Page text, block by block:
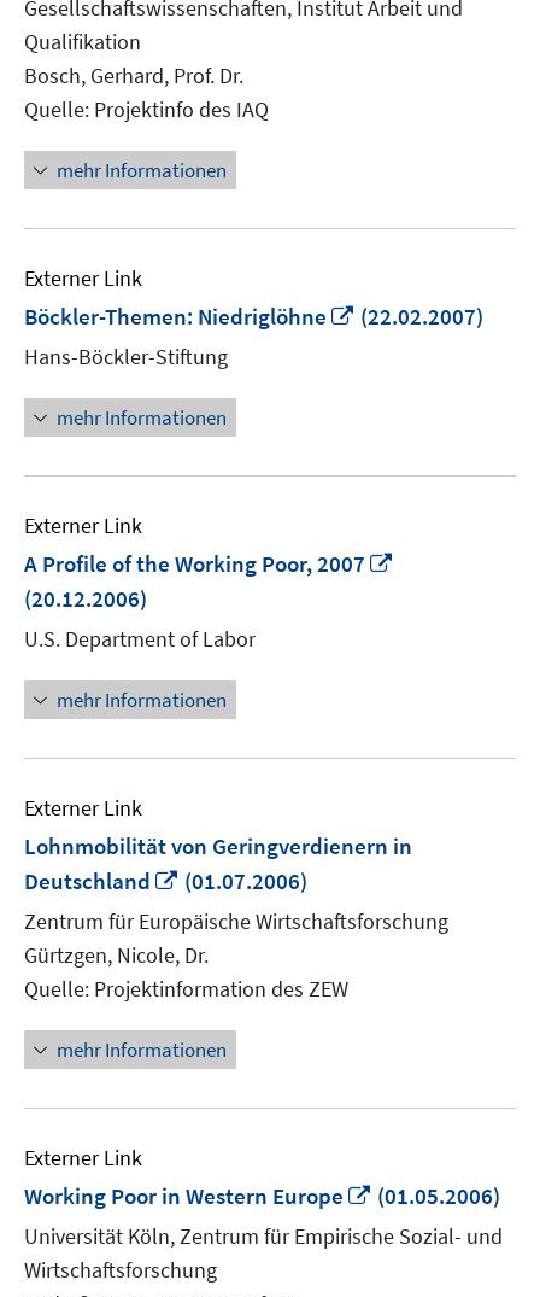
öffnen
Gesellschaftswissenschaften, Institut Arbeit und
Qualifikation
Bosch, Gerhard, Prof. Dr.
Quelle: Projektinfo des IAQ
mehr Informationen
Externer Link
Böckler-Themen: Niedriglöhne
In
(22.02.2007)
Hans-Böckler-Stiftung
mehr Informationen
Externer Link
A Profile of the Working Poor, 2007
(20.12.2006)
U.S. Department of Labor
mehr Informationen
Externer Link
Lohnmobilität von Geringverdienern in
Deutschland
In
neuem
Fenster
öffnen
(01.07.2006)
Zentrum für Europäische Wirtschaftsforschung
Gürtzgen, Nicole, Dr.
Quelle: Projektinformation des ZEW
mehr Informationen
Externer Link
Working Poor in Western Europe
In
neuem
Fenster
(01.05.2006)
Universität Köln, Zentrum für Empirische Sozial- und
Wirtschaftsforschung